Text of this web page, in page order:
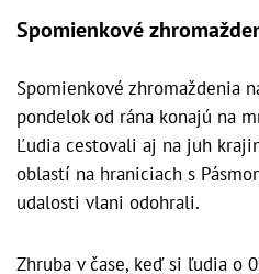
Spomienkové
Spomienkové zhromaždenia
pondelok od rána konajú na
Ľudia cestovali aj na juh
oblastí na hraniciach s
udalosti vlani odohrali.
Zhruba v čase, keď si ľudia o